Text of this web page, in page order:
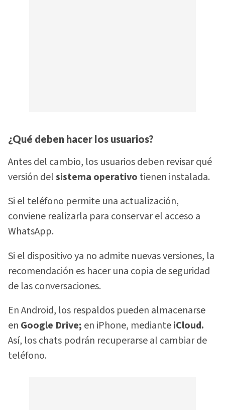
¿Qué deben hacer los usuarios?
Antes del cambio, los usuarios deben revisar qué
versión delsistema operativo tienen instalada.
Si el teléfono permite una actualización,
conviene realizarla para conservar el acceso a
WhatsApp.
Si el dispositivo ya no admite nuevas versiones, la
recomendación es hacer una copia de seguridad
de las conversaciones.
En Android, los respaldos pueden almacenarse
en Google Drive; en iPhone, medianteiCloud.
Así, los chats podrán recuperarse al cambiar de
teléfono.